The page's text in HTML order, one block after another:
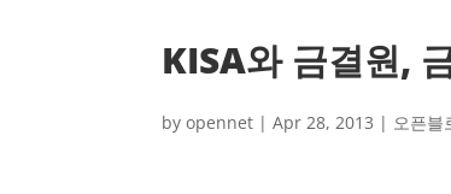
KISA와 금결원,
byopennet |Apr 28, 2013 | 오픈블